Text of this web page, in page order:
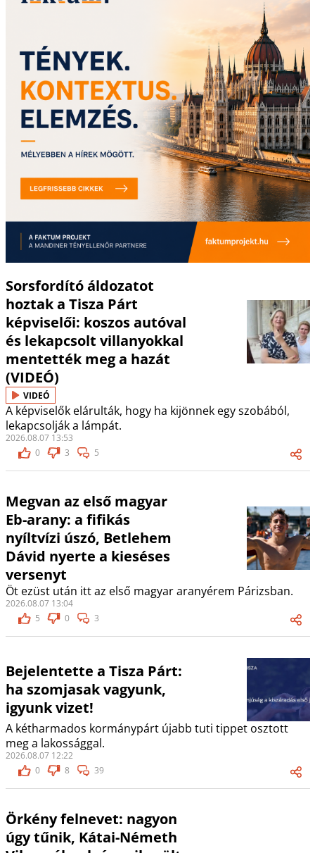
Sorsfordító áldozatot
hoztak a Tisza Párt
képviselői: koszos autóval
és lekapcsolt villanyokkal
mentették meg a hazát
(VIDEÓ)
VIDEÓ
A képviselők elárulták, hogy ha kijönnek egy szobából,
lekapcsolják a lámpát.
2026.08.07 13:53
0
3 5
Megvan az első magyar
Eb-arany: a fifikás
nyíltvízi úszó, Betlehem
Dávid nyerte a kieséses
versenyt
Öt ezüst után itt az első magyar aranyérem Párizsban.
2026.08.07 13:04
5
0 3
Bejelentette a Tisza Párt:
ha szomjasak vagyunk,
igyunk vizet!
A kétharmados kormánypárt újabb tuti tippet osztott
meg a lakossággal.
2026.08.07 12:22
0
8 39
Örkény felnevet: nagyon
úgy tűnik, Kátai-Németh